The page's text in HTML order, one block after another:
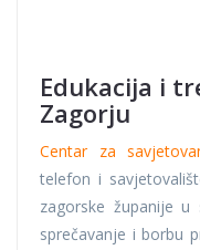
Edukacija i
Zagorju
Centar za
telefon i
zagorske županije
sprečavanje i borbu